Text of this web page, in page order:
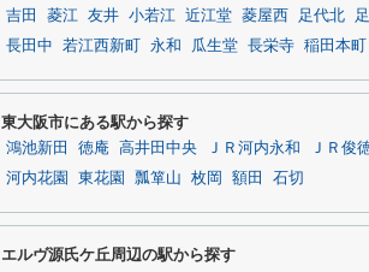
吉田 菱江 友井 小若江 近江堂 菱屋西 足代北
長田中
若江西新町 永和 瓜生堂 長栄寺 稲田本町
東大阪市にある駅から探す
鴻池新田 徳庵 高井田中央 ＪＲ河内永和 ＪＲ俊
河内花園
東花園 瓢箪山 枚岡 額田 石切
エルヴ源氏ケ丘周辺の駅から探す